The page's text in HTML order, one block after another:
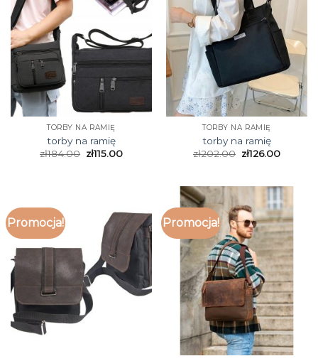
TORBY NA RAMIĘ
torby na ramię
zł184.00 zł115.00
TORBY NA RAMIĘ
torby na ramię
zł202.00 zł126.00
Promocja! Promocja!